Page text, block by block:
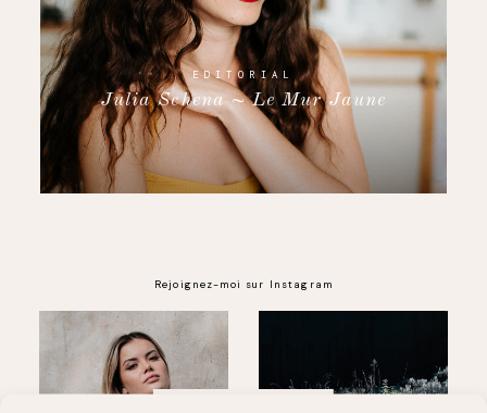
À PROPOS
CONTACT EDITORIAL
Julia Schena ~ Le Mur Jaune
Rejoignez-moi sur Instagram